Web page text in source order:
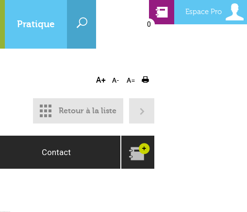
Pratique
Espace Pro
0
Retour à la liste
Contact